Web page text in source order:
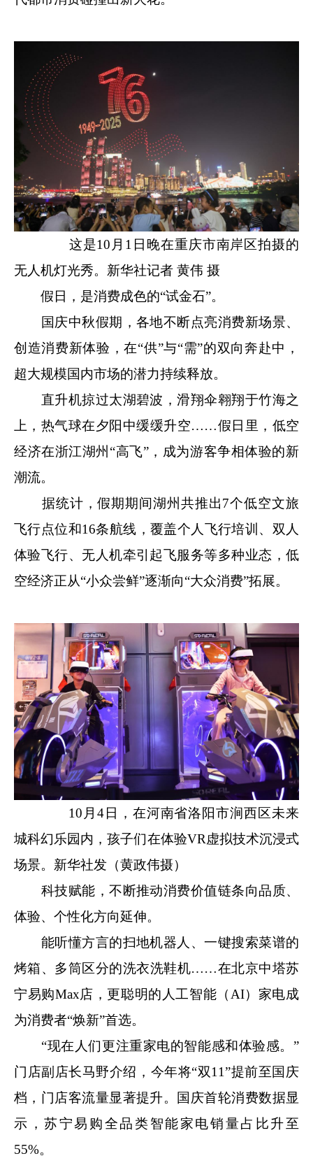
这是10月1日晚在重庆市南岸区拍摄的
无人机灯光秀。新华社记者 黄伟 摄
假日，是消费成色的“试金石”。
国庆中秋假期，各地不断点亮消费新场景、
创造消费新体验，在“供”与“需”的双向奔赴中，
超大规模国内市场的潜力持续释放。
直升机掠过太湖碧波，滑翔伞翱翔于竹海之
上，热气球在夕阳中缓缓升空……假日里，低空
经济在浙江湖州“高飞”，成为游客争相体验的新
潮流。
据统计，假期期间湖州共推出7个低空文旅
飞行点位和16条航线，覆盖个人飞行培训、双人
体验飞行、无人机牵引起飞服务等多种业态，低
空经济正从“小众尝鲜”逐渐向“大众消费”拓展。
10月4日，在河南省洛阳市涧西区未来
城科幻乐园内，孩子们在体验VR虚拟技术沉浸式
场景。新华社发（黄政伟摄）
科技赋能，不断推动消费价值链条向品质、
体验、个性化方向延伸。
能听懂方言的扫地机器人、一键搜索菜谱的
烤箱、多筒区分的洗衣洗鞋机……在北京中塔苏
宁易购Max店，更聪明的人工智能（AI）家电成
为消费者“焕新”首选。
“现在人们更注重家电的智能感和体验感。”
门店副店长马野介绍，今年将“双11”提前至国庆
档，门店客流量显著提升。国庆首轮消费数据显
示，苏宁易购全品类智能家电销量占比升至
55%。